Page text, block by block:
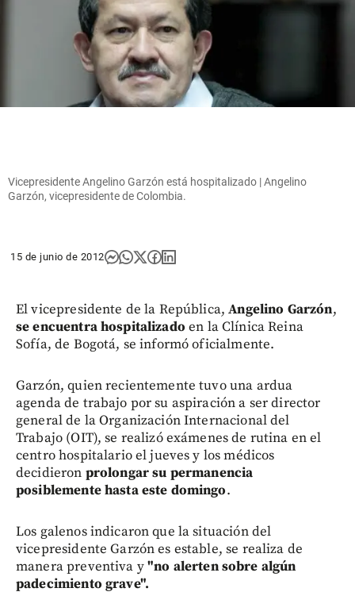
Vicepresidente Angelino Garzón está hospitalizado | Angelino
Garzón, vicepresidente de Colombia.
15 de junio de 2012
El vicepresidente de la República, Angelino Garzón,
se encuentra hospitalizado en la Clínica Reina
Sofía, de Bogotá, se informó oficialmente.
Garzón, quien recientemente tuvo una ardua
agenda de trabajo por su aspiración a ser director
general de la Organización Internacional del
Trabajo (OIT), se realizó exámenes de rutina en el
centro hospitalario el jueves y los médicos
decidieron prolongar su permanencia
posiblemente hasta este domingo.
Los galenos indicaron que la situación del
vicepresidente Garzón es estable, se realiza de
manera preventiva y"no alerten sobre algún
padecimiento grave".